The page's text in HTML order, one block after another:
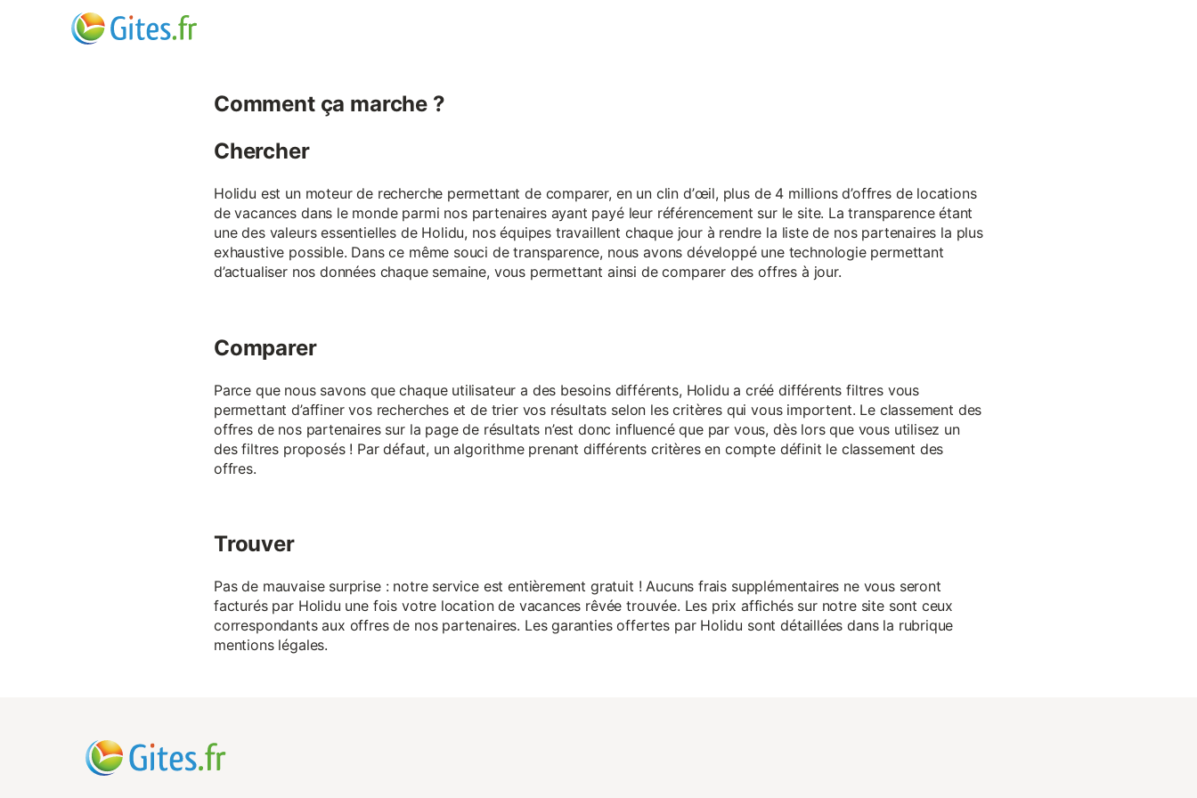
Comment ça marche ?
Chercher
Holidu est un moteur de recherche permettant de comparer, en un clin d’œil, plus de 4 millions d’offres de locations
de vacances dans le monde parmi nos partenaires ayant payé leur référencement sur le site. La transparence étant
une des valeurs essentielles de Holidu, nos équipes travaillent chaque jour à rendre la liste de nos partenaires la plus
exhaustive possible. Dans ce même souci de transparence, nous avons développé une technologie permettant
d’actualiser nos données chaque semaine, vous permettant ainsi de comparer des offres à jour.
Comparer
Parce que nous savons que chaque utilisateur a des besoins différents, Holidu a créé différents filtres vous
permettant d’affiner vos recherches et de trier vos résultats selon les critères qui vous importent. Le classement des
offres de nos partenaires sur la page de résultats n’est donc influencé que par vous, dès lors que vous utilisez un
des filtres proposés ! Par défaut, un algorithme prenant différents critères en compte définit le classement des
offres.
Trouver
Pas de mauvaise surprise : notre service est entièrement gratuit ! Aucuns frais supplémentaires ne vous seront
facturés par Holidu une fois votre location de vacances rêvée trouvée. Les prix affichés sur notre site sont ceux
correspondants aux offres de nos partenaires. Les garanties offertes par Holidu sont détaillées dans la rubrique
mentions légales.